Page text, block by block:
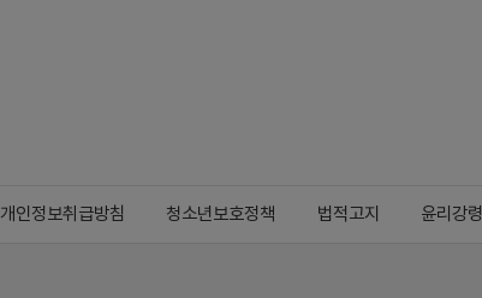
개인정보취급방침 청소년보호정책 법적고지 윤리강령